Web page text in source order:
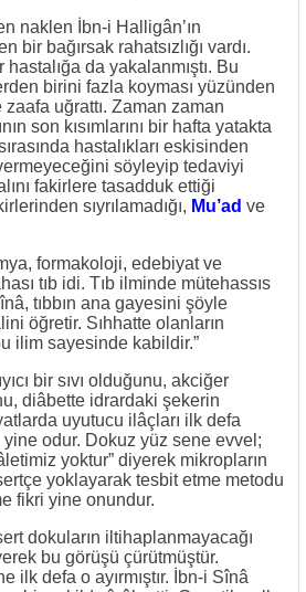
naklen İbn-i Halligân’ın
bağırsak rahatsızlığı vardı.
da yakalanmıştı. Bu
birini fazla koyması yüzünden
zaafa uğrattı. Zaman zaman
son kısımlarını bir hafta yatakta
hastalıkları eskisinden
söyleyip tedaviyi
fakirlere tasadduk ettiği
sıyrılamadığı, Mu’ad ve
formakoloji, edebiyat ve
tıb idi. Tıb ilminde mütehassıs
tıbbın ana gayesini şöyle
öğretir. Sıhhatte olanların
ilim sayesinde kabildir.”
bir sıvı olduğunu, akciğer
diâbette idrardaki şekerin
uyutucu ilâçları ilk defa
odur. Dokuz yüz sene evvel;
yoktur” diyerek mikropların
yoklayarak tesbit etme metodu
fikri yine onundur.
dokuların iltihaplanmayacağı
bu görüşü çürütmüştür.
ilk defa o ayırmıştır. İbn-i Sînâ